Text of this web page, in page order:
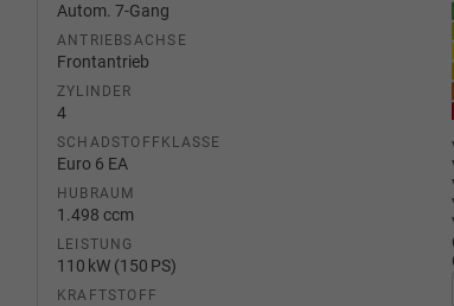
Autom. 7-Gang
ANTRIEBSACHSE
Frontantrieb
ZYLINDER
4
SCHADSTOFFKLASSE
Euro 6 EA
HUBRAUM
1.498 ccm
LEISTUNG
110 kW (150 PS)
KRAFTSTOFF